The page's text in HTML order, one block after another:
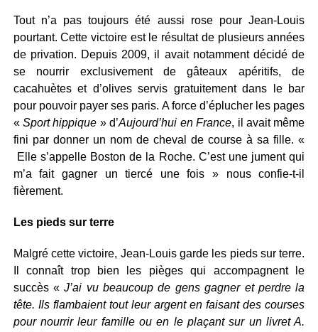
Tout n’a pas toujours été aussi rose pour Jean-Louis
pourtant. Cette victoire est le résultat de plusieurs années
de privation. Depuis 2009, il avait notamment décidé de
se nourrir exclusivement de gâteaux apéritifs, de
cacahuètes et d’olives servis gratuitement dans le bar
pour pouvoir payer ses paris. A force d’éplucher les pages
«Sport hippique » d’Aujourd’hui en France, il avait même
fini par donner un nom de cheval de course à sa fille. «
Elle s’appelle Boston de la Roche. C’est une jument qui
m’a fait gagner un tiercé une fois » nous confie-t-il
fièrement.
Les pieds sur terre
Malgré cette victoire, Jean-Louis garde les pieds sur terre.
Il connaît trop bien les pièges qui accompagnent le
succès «J’ai vu beaucoup de gens gagner et perdre la
tête. Ils flambaient tout leur argent en faisant des courses
pour nourrir leur famille ou en le plaçant sur un livret A.